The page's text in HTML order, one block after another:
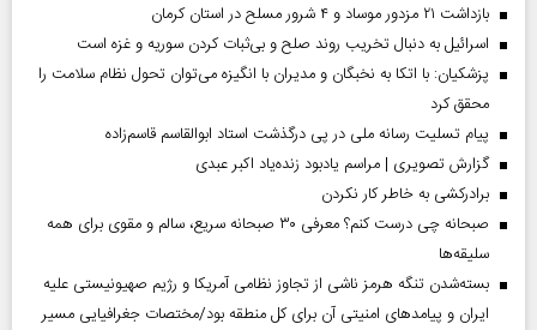
بازداشت ۲۱ مزدور موساد و ۴ شرور مسلح در استان کرمان
اسرائیل به دنبال تخریب روند صلح و بی‌ثبات کردن سوریه و غزه است
پزشکیان: با اتکا به نخبگان و مدیران با انگیزه می‌توان تحول نظام سلامت را
محقق کرد
پیام تسلیت رسانه ملی در پی درگذشت استاد ابوالقاسم قاسم‌زاده
گزارش تصویری | مراسم یادبود زنده‌یاد اکبر عبدی
برادرکشی به خاطر کار نکردن
صبحانه چی درست کنم؟ معرفی ۳۰ صبحانه سریع، سالم و مقوی برای همه
سلیقه‌ها
بسته‌شدن تنگه هرمز ناشی از تجاوز نظامی آمریکا و رژیم صهیونیستی علیه
ایران و پیامد‌های امنیتی آن برای کل منطقه بود/مختصات جغرافیایی مسیر